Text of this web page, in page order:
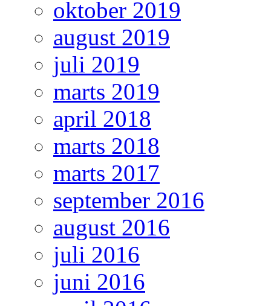
oktober 2019
august 2019
juli 2019
marts 2019
april 2018
marts 2018
marts 2017
september 2016
august 2016
juli 2016
juni 2016